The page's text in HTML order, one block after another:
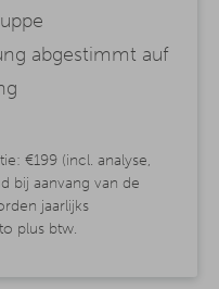
abgestimmt auf
€199 (incl. analyse,
bij aanvang van de
jaarlijks
plus btw.